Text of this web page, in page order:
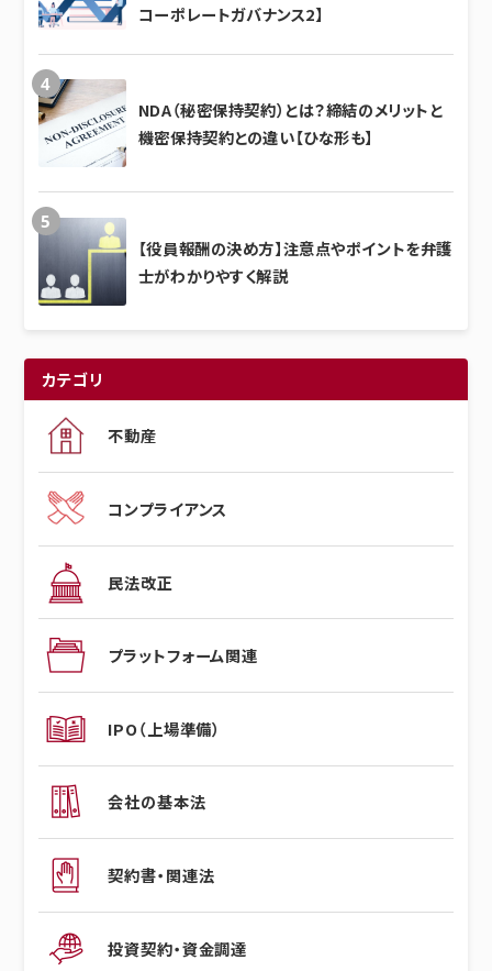
コーポレートガバナンス2】
NDA（秘密保持契約）とは？締結のメリットと
機密保持契約との違い【ひな形も】
【役員報酬の決め方】注意点やポイントを弁護
士がわかりやすく解説
カテゴリ
不動産
コンプライアンス
民法改正
プラットフォーム関連
IPO（上場準備）
会社の基本法
契約書・関連法
投資契約・資金調達